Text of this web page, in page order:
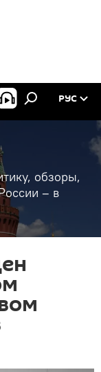
РУС
обзоры,
– в